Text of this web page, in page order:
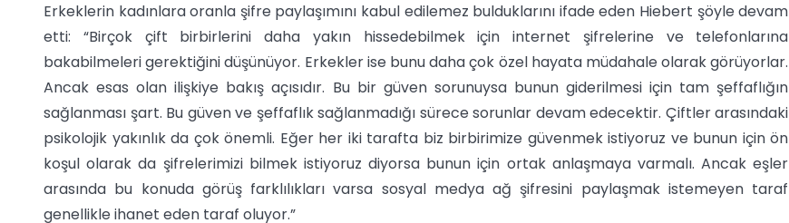
Erkeklerin kadınlara oranla şifre paylaşımını kabul edilemez bulduklarını ifade eden Hiebert şöyle devam
etti: “Birçok çift birbirlerini daha yakın hissedebilmek için internet şifrelerine ve telefonlarına
bakabilmeleri gerektiğini düşünüyor. Erkekler ise bunu daha çok özel hayata müdahale olarak görüyorlar.
Ancak esas olan ilişkiye bakış açısıdır. Bu bir güven sorunuysa bunun giderilmesi için tam şeffaflığın
sağlanması şart. Bu güven ve şeffaflık sağlanmadığı sürece sorunlar devam edecektir. Çiftler arasındaki
psikolojik yakınlık da çok önemli. Eğer her iki tarafta biz birbirimize güvenmek istiyoruz ve bunun için ön
koşul olarak da şifrelerimizi bilmek istiyoruz diyorsa bunun için ortak anlaşmaya varmalı. Ancak eşler
arasında bu konuda görüş farklılıkları varsa sosyal medya ağ şifresini paylaşmak istemeyen taraf
genellikle ihanet eden taraf oluyor.”